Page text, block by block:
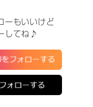
ーもいいけど
してね♪